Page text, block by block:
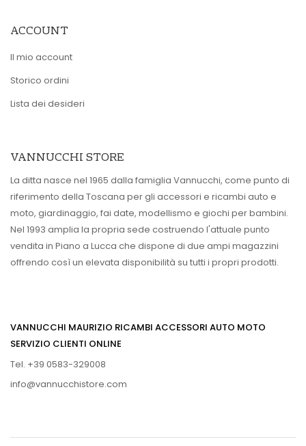
ACCOUNT
Il mio account
Storico ordini
Lista dei desideri
VANNUCCHI STORE
La ditta nasce nel 1965 dalla famiglia Vannucchi, come punto di
riferimento della Toscana per gli accessori e ricambi auto e
moto, giardinaggio, fai date, modellismo e giochi per bambini.
Nel 1993 amplia la propria sede costruendo l'attuale punto
vendita in Piano a Lucca che dispone di due ampi magazzini
offrendo così un elevata disponibilità su tutti i propri prodotti.
VANNUCCHI MAURIZIO RICAMBI ACCESSORI AUTO MOTO
SERVIZIO CLIENTI ONLINE
Tel. +39 0583-329008
info@vannucchistore.com